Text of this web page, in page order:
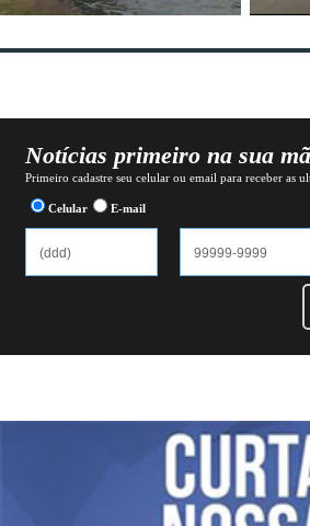
Notícias primeiro na sua
Primeiro cadastre seu celular ou email para receber as
Celular E-mail